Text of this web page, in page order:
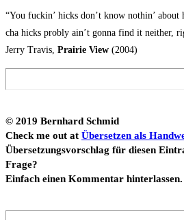
“You fuck­in’ hicks don’t know not­hin’
cha hicks pro­bly ain’t gon­na find it neither,
Jer­ry Tra­vis, Prai­rie View (2004)
© 2019 Bern­hard Schmid
Check me out at Über­set­zen als
Über­set­zungs­vor­schlag für die­sen
Fra­ge?
Ein­fach einen Kom­men­tar hinterlassen.